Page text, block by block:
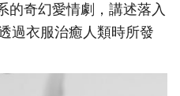
的奇幻愛情劇，講述落入
過衣服治癒人類時所發